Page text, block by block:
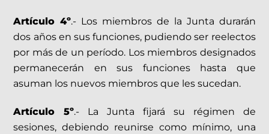
Artículo 4º.- Los miembros de la Junta durarán
dos años en sus funciones, pudiendo ser reelectos
por más de un período. Los miembros designados
permanecerán en sus funciones hasta que
asuman los nuevos miembros que les sucedan.
Artículo 5º.- La Junta fijará su régimen de
sesiones, debiendo reunirse como mínimo, una